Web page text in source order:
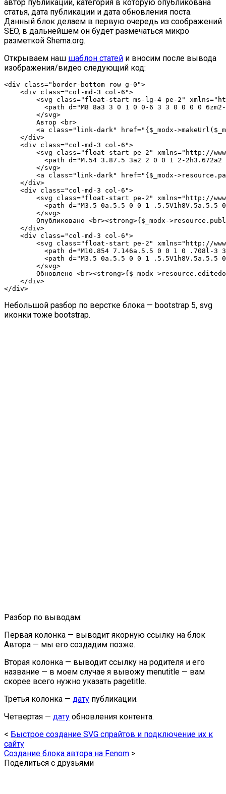
автор публикации, категория в которую опубликована
статья, дата публикации и дата обновления поста.
Данный блок делаем в первую очередь из соображений
SEO, в дальнейшем он будет размечаться микро
разметкой Shema.org.
Открываем наш шаблон статей и вносим после вывода
изображения/видео следующий код:
<div class="border-bottom row g-0">
    <div class="col-md-3 col-6">
<svg class="float-start ms-lg-4 pe-2"
<path d="M8 8a3 3 0 1 0 0-6 3 3 0 0 0 0
        </svg>
        Автор <br>
<a class="link-dark" href="{$_modx-
    </div>
    <div class="col-md-3 col-6">
<svg class="float-start pe-2" xmlns="http://
<path d="M.54 3.87.5 3a2 2 0 0 1 2-
        </svg>
<a class="link-dark" href="{$_modx-
    </div>
    <div class="col-md-3 col-6">
<svg class="float-start pe-2" xmlns="http://
<path d="M3.5 0a.5.5 0 0 1 .5.5V1h8V.5a.5.5
        </svg>
Опубликовано <br><strong>{$_modx-
    </div>
    <div class="col-md-3 col-6">
<svg class="float-start pe-2" xmlns="http://
<path d="M10.854 7.146a.5.5 0 0 1 0 .708l-3
<path d="M3.5 0a.5.5 0 0 1 .5.5V1h8V.5a.5.5
        </svg>
Обновлено <br><strong>{$_modx-
    </div>
</div>
Небольшой разбор по верстке блока — bootstrap 5, svg
иконки тоже bootstrap.
Разбор по выводам:
Первая колонка — выводит якорную ссылку на блок
Автора — мы его создадим позже.
Вторая колонка — выводит ссылку на родителя и его
название — в моем случае я вывожу menutitle — вам
скорее всего нужно указать pagetitle.
Третья колонка — дату публикации.
Четвертая — дату обновления контента.
< Быстрое создание SVG спрайтов и подключение их к
сайту
Создание блока автора на Fenom >
Поделиться с друзьями